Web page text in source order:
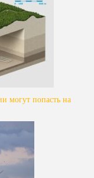
могут попасть на